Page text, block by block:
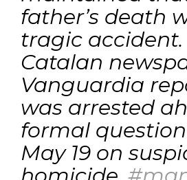
father’s death
tragic accident.
Catalan
Vanguardia
was arrested
formal
May 19 on